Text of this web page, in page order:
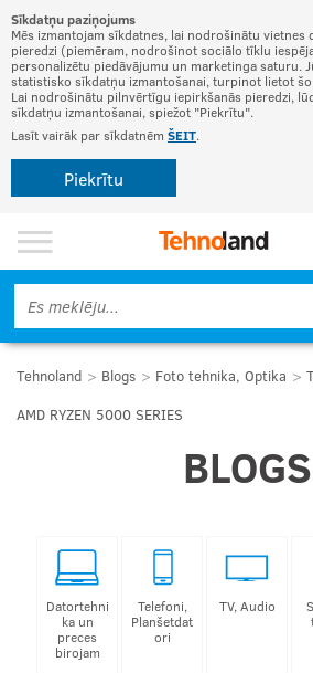
Sīkdatņu paziņojums
Mēs izmantojam sīkdatnes, lai nodrošinātu
pieredzi (piemēram, nodrošinot sociālo tīklu
personalizētu piedāvājumu un marketinga saturu.
statistisko sīkdatņu izmantošanai, turpinot lietot
Lai nodrošinātu pilnvērtīgu iepirkšanās pieredzi,
sīkdatņu izmantošanai, spiežot "Piekrītu".
Lasīt vairāk par sīkdatnēm ŠEIT.
Piekrītu
Tehnoland Blogs Foto tehnika, Optika
AMD RYZEN 5000 SERIES
BLOGS
Datortehni
ka un
preces
birojam
Telefoni,
Planšetdat
ori
TV, Audio